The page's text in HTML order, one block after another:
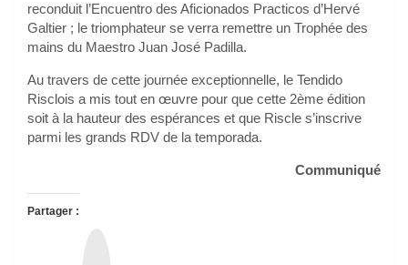
reconduit l’Encuentro des Aficionados Practicos d’Hervé
Galtier ; le triomphateur se verra remettre un Trophée des
mains du Maestro Juan José Padilla.
Au travers de cette journée exceptionnelle, le Tendido
Risclois a mis tout en œuvre pour que cette 2ème édition
soit à la hauteur des espérances et que Riscle s’inscrive
parmi les grands RDV de la temporada.
Communiqué
Partager :